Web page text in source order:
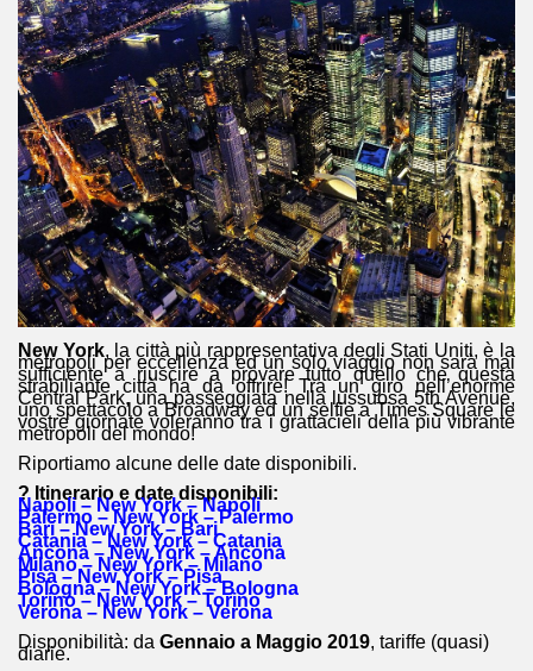
New York, la città più rappresentativa degli Stati Uniti, è la
metropoli per eccellenza ed un solo viaggio non sarà mai
sufficiente a riuscire a provare tutto quello che questa
strabiliante città ha da offrire! Tra un giro nell’enorme
Central Park, una passeggiata nella lussuosa 5th Avenue,
uno spettacolo a Broadway ed un selfie a Times Square le
vostre giornate voleranno tra i grattacieli della più vibrante
metropoli del mondo!
Riportiamo alcune delle date disponibili.
? Itinerario e date disponibili:
Napoli – New York – Napoli
Palermo – New York – Palermo
Bari – New York – Bari
Catania – New York – Catania
Ancona – New York – Ancona
Milano – New York – Milano
Pisa – New York – Pisa
Bologna – New York – Bologna
Torino – New York – Torino
Verona – New York – Verona
Disponibilità: da Gennaio a Maggio 2019, tariffe (quasi)
diarie.